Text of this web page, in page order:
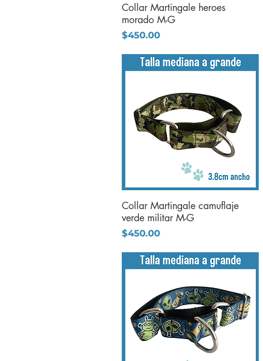
Vista rápida
Collar Martingale heroes
morado M-G
Precio
$450.00
Vista rápida
Collar Martingale camuflaje
verde militar M-G
Precio
$450.00